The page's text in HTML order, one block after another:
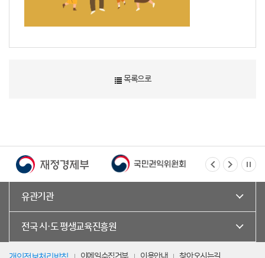
목록으로
유관기관
전국 시·도 평생교육진흥원